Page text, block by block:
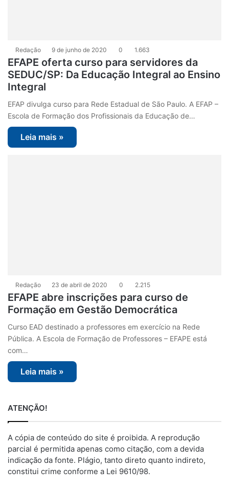
Redação 9 de junho de 2020 0 1.663
EFAPE oferta curso para servidores da
SEDUC/SP: Da Educação Integral ao Ensino
Integral
EFAP divulga curso para Rede Estadual de São Paulo. A EFAP –
Escola de Formação dos Profissionais da Educação de…
Leia mais »
Redação 23 de abril de 2020 0 2.215
EFAPE abre inscrições para curso de
Formação em Gestão Democrática
Curso EAD destinado a professores em exercício na Rede
Pública. A Escola de Formação de Professores – EFAPE está
com…
Leia mais »
ATENÇÃO!
A cópia de conteúdo do site é proibida. A reprodução
parcial é permitida apenas como citação, com a devida
indicação da fonte. Plágio, tanto direto quanto indireto,
constitui crime conforme a Lei 9610/98.